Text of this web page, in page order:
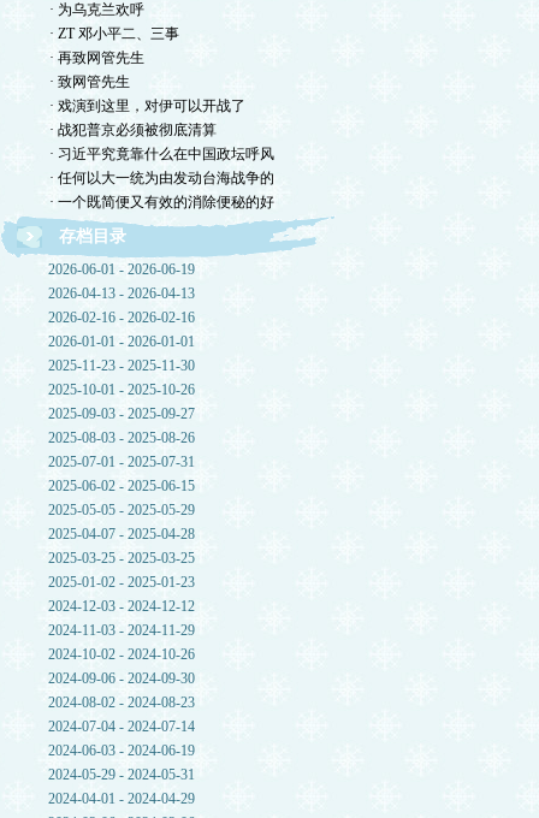
· 为乌克兰欢呼
· ZT 邓小平二、三事
· 再致网管先生
· 致网管先生
· 戏演到这里，对伊可以开战了
· 战犯普京必须被彻底清算
· 习近平究竟靠什么在中国政坛呼风
· 任何以大一统为由发动台海战争的
· 一个既简便又有效的消除便秘的好
存档目录
2026-06-01 - 2026-06-19
2026-04-13 - 2026-04-13
2026-02-16 - 2026-02-16
2026-01-01 - 2026-01-01
2025-11-23 - 2025-11-30
2025-10-01 - 2025-10-26
2025-09-03 - 2025-09-27
2025-08-03 - 2025-08-26
2025-07-01 - 2025-07-31
2025-06-02 - 2025-06-15
2025-05-05 - 2025-05-29
2025-04-07 - 2025-04-28
2025-03-25 - 2025-03-25
2025-01-02 - 2025-01-23
2024-12-03 - 2024-12-12
2024-11-03 - 2024-11-29
2024-10-02 - 2024-10-26
2024-09-06 - 2024-09-30
2024-08-02 - 2024-08-23
2024-07-04 - 2024-07-14
2024-06-03 - 2024-06-19
2024-05-29 - 2024-05-31
2024-04-01 - 2024-04-29